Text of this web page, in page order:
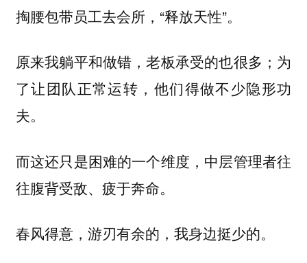
掏腰包带员工去会所，“释放天性”。
原来我躺平和做错，老板承受的也很多；为
了让团队正常运转，他们得做不少隐形功
夫。
而这还只是困难的一个维度，中层管理者往
往腹背受敌、疲于奔命。
春风得意，游刃有余的，我身边挺少的。